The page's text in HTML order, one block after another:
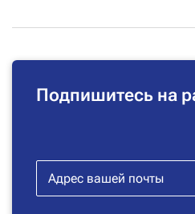
Подпишитесь на